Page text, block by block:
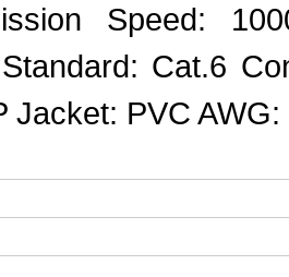
Speed:
Cat.6
Jacket: PVC